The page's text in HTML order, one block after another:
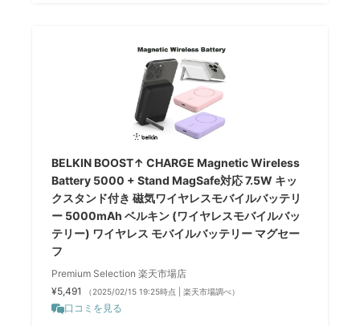
BELKIN BOOST↑ CHARGE Magnetic Wireless
Battery 5000 + Stand MagSafe対応 7.5W キッ
クスタンド付き 磁気ワイヤレスモバイルバッテリ
ー 5000mAh ベルキン (ワイヤレスモバイルバッ
テリー) ワイヤレス モバイルバッテリー マグセー
フ
Premium Selection 楽天市場店
¥5,491
（2025/02/15 19:25時点 | 楽天市場調べ）
口コミを見る